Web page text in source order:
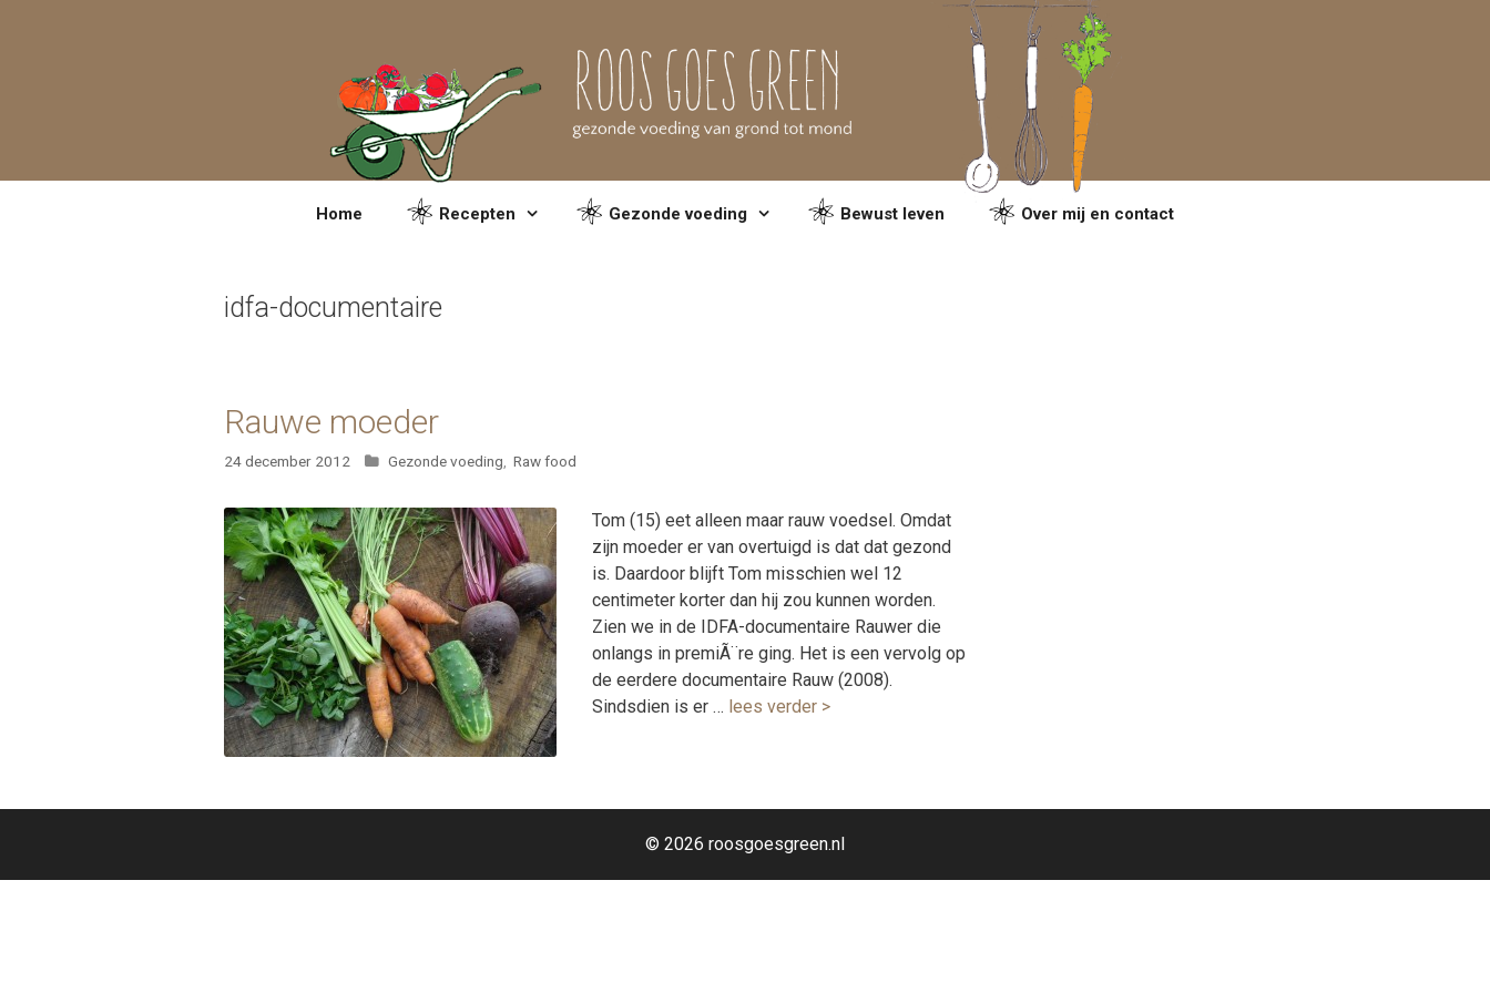
Home Recepten Gezonde voeding Bewust leven Over mij en contact
idfa-documentaire
Rauwe moeder
24 december 2012 Categorieën
Gezonde voeding, Raw food
Tom (15) eet alleen maar rauw voedsel. Omdat
zijn moeder er van overtuigd is dat dat gezond
is. Daardoor blijft Tom misschien wel 12
centimeter korter dan hij zou kunnen worden.
Zien we in de IDFA-documentaire Rauwer die
onlangs in premiÃ¨re ging. Het is een vervolg op
de eerdere documentaire Rauw (2008).
Sindsdien is er … lees verder >
© 2026 roosgoesgreen.nl